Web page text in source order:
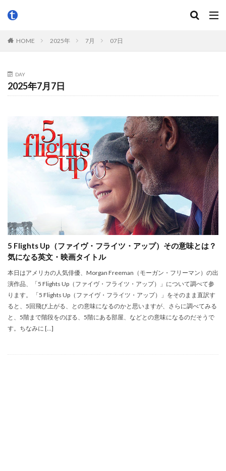
HOME 2025年 7月 07日
DAY
2025年7月7日
5 Flights Up（ファイヴ・フライツ・アップ）その意味とは？
気になる英文・映画タイトル
本日はアメリカの人気俳優、Morgan Freeman（モーガン・フリーマン）の出
演作品、「5 Flights Up（ファイヴ・フライツ・アップ）」について調べて参
ります。 「5 Flights Up（ファイヴ・フライツ・アップ）」をそのまま直訳す
ると、5回飛び上がる、との意味になるのかと思いますが、さらに調べてみる
と、5階まで階段をのぼる、5階にある部屋、などとの意味になるのだそうで
す。ちなみに […]